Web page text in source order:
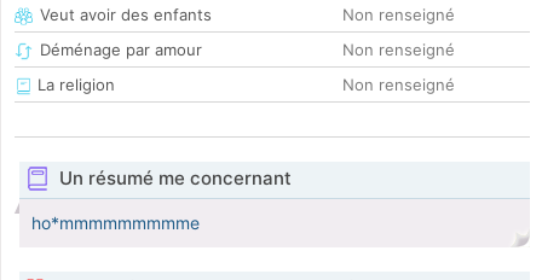
Veut avoir des enfants
Non renseigné
Déménage par amour
Non renseigné
La religion
Non renseigné
Un résumé me concernant
ho*mmmmmmmmme